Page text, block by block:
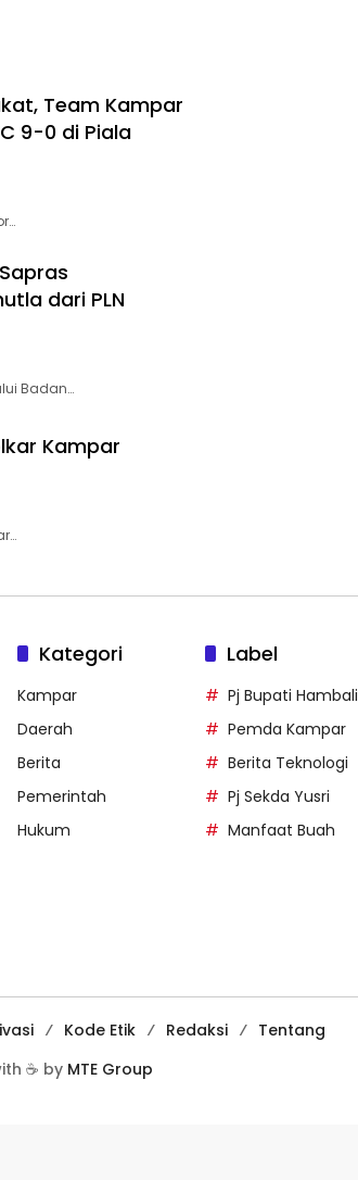
Team Kampar
9-0 di Piala
dari PLN
Badan…
Kampar
Kategori
Kampar
Daerah
Berita
Pemerintah
Hukum
Label
Pj Bupati Hambali
Pemda Kampar
Berita Teknologi
Pj Sekda Yusri
Manfaat Buah
Kode Etik Redaksi
Tentang
☕ by MTE Group